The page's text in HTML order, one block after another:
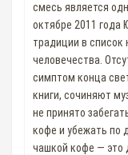
смесь является
октябре 2011
традиции в список
человечества.
симптом конца
книги, сочиняют
не принято
кофе и убежать по
чашкой кофе — это